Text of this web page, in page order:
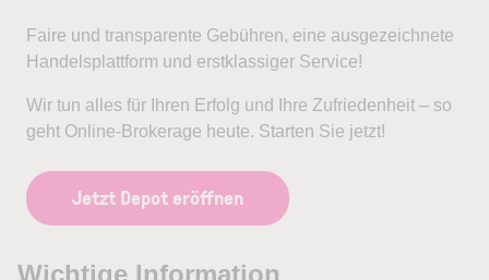
Faire und transparente Gebühren, eine ausgezeichnete
Handelsplattform und erstklassiger Service!
Wir tun alles für Ihren Erfolg und Ihre Zufriedenheit – so
geht Online-Brokerage heute. Starten Sie jetzt!
Jetzt Depot eröffnen